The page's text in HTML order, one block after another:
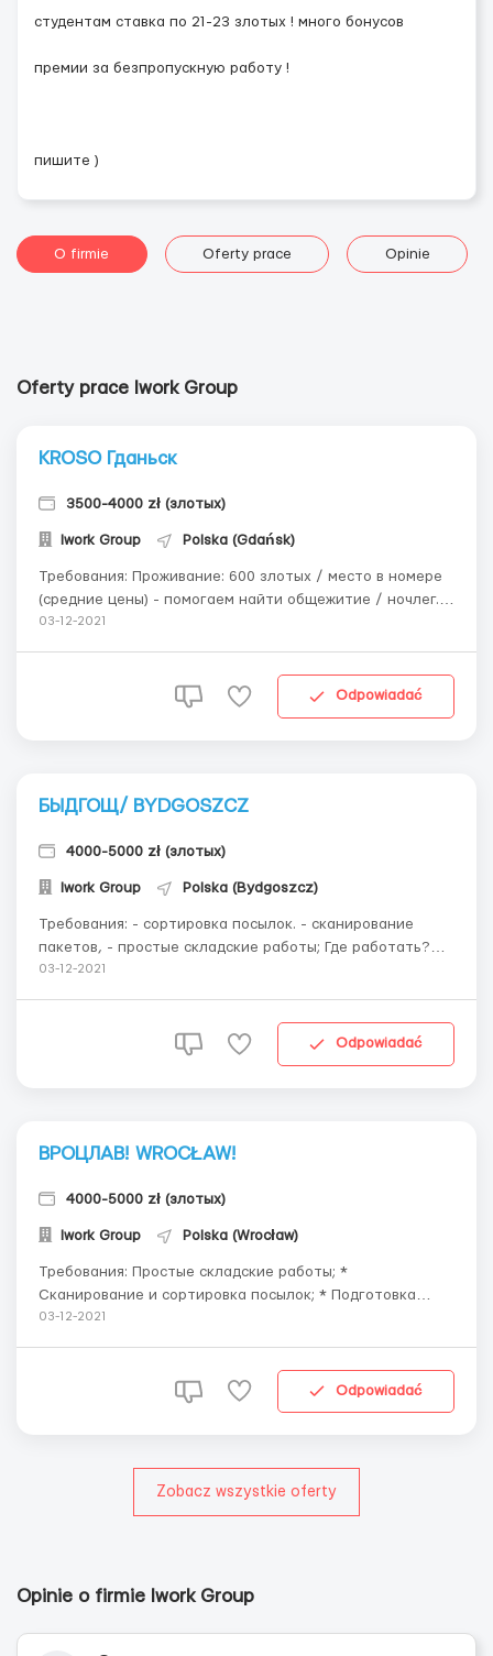
студентам ставка по 21-23 злотых ! много бонусов
премии за безпропускную работу !
пишите )
O firmie Oferty prace Opinie
Oferty prace Iwork Group
KROSO Гданьск
3500-4000 zł (злотых)
Iwork Group Polska (Gdańsk)
Требования: Проживание: 600 злотых / место в номере
(средние цены) - помогаем найти общежитие / ночлег.
Работа в прачечной - сортировка белья, бросание в
лет ставка 15 злотых нетто / 19 злотых нетт...
03-12-2021
Odpowiadać
БЫДГОЩ/ BYDGOSZCZ
4000-5000 zł (злотых)
Iwork Group Polska (Bydgoszcz)
Требования: - сортировка посылок. - сканирование
пакетов, - простые складские работы; Где работать?
(UL. DACHTERY) !!! РАБОТА В СОРТИРОВОЧНОЙ !!!
03-12-2021
Odpowiadać
ВРОЦЛАВ! WROCŁAW!
4000-5000 zł (злотых)
Iwork Group Polska (Wrocław)
Требования: Простые складские работы; *
Сканирование и сортировка посылок; * Подготовка
посылок к погрузке на автомобиль; БЕЗ ОПЫТА РАБОТЫ
15:00-21: 00 СТАВКА: 17 PLN...
03-12-2021
Odpowiadać
Zobacz wszystkie oferty
Opinie o firmie Iwork Group